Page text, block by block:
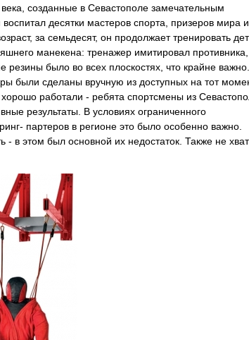
созданные в Севастополе замечательным
воспитал десятки мастеров спорта, призеров мира и
за семьдесят, он продолжает тренировать
манекена: тренажер имитировал противника,
резины было во всех плоскостях, что крайне важно.
были сделаны вручную из доступных на тот
работали - ребята спортсмены из
результаты. В условиях ограниченного
партеров в регионе это было особенно важно.
в этом был основной их недостаток. Также не